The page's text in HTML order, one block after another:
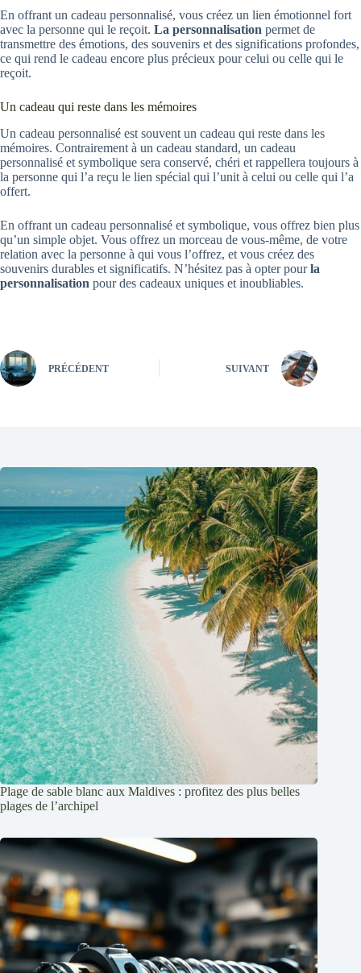
En offrant un cadeau personnalisé, vous créez un lien émotionnel fort
avec la personne qui le reçoit. La personnalisation permet de
transmettre des émotions, des souvenirs et des significations profondes,
ce qui rend le cadeau encore plus précieux pour celui ou celle qui le
reçoit.
Un cadeau qui reste dans les mémoires
Un cadeau personnalisé est souvent un cadeau qui reste dans les
mémoires. Contrairement à un cadeau standard, un cadeau
personnalisé et symbolique sera conservé, chéri et rappellera toujours à
la personne qui l’a reçu le lien spécial qui l’unit à celui ou celle qui l’a
offert.
En offrant un cadeau personnalisé et symbolique, vous offrez bien plus
qu’un simple objet. Vous offrez un morceau de vous-même, de votre
relation avec la personne à qui vous l’offrez, et vous créez des
souvenirs durables et significatifs. N’hésitez pas à opter pourla
personnalisation pour des cadeaux uniques et inoubliables.
PRÉCÉDENT SUIVANT
Plage de sable blanc aux Maldives : profitez des plus belles
plages de l’archipel